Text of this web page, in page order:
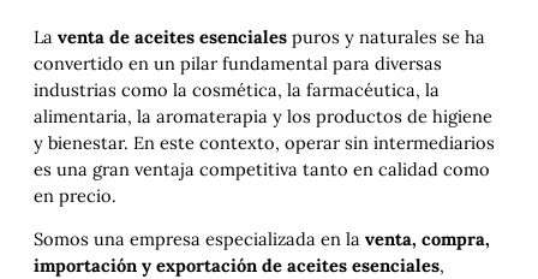
La venta de aceites esenciales puros y naturales se ha
convertido en un pilar fundamental para diversas
industrias como la cosmética, la farmacéutica, la
alimentaria, la aromaterapia y los productos de higiene
y bienestar. En este contexto, operar sin intermediarios
es una gran ventaja competitiva tanto en calidad como
en precio.
Somos una empresa especializada en la venta, compra,
importación y exportación de aceites esenciales,